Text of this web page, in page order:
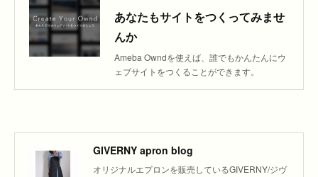
あなたもサイトをつくってみませ
んか
Ameba Owndを使えば、誰でもかんたんにウ
ェブサイトをつくることができます。
GIVERNY apron blog
オリジナルエプロンを販売しているGIVERNY/ジヴ